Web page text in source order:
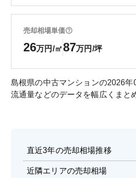
売却相場単価
26万円/㎡87万円/坪
島根県の中古マンションの2026年
流通量などのデータを幅広くまと
直近3年の売却相場推移
近隣エリアの売却相場